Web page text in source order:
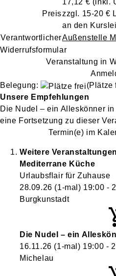
Preis
17,12 € (inkl.
zzgl. 15-20 €
an den
VerantwortlicherAußenstelle
Widerrufsformular
Veranstaltung in
Belegung:
(Plätze
Unsere Empfehlungen
Die Nudel – ein Alleskönner
eine Fortsetzung zudieser
Termin(e) im
Weitere
Mediterrane Küche
Urlaubsflair für Zuhause
28.09.26 (1-mal) 19:00 -
Burgkunstadt
Die Nudel – ein
16.11.26 (1-mal) 19:00 -
Michelau